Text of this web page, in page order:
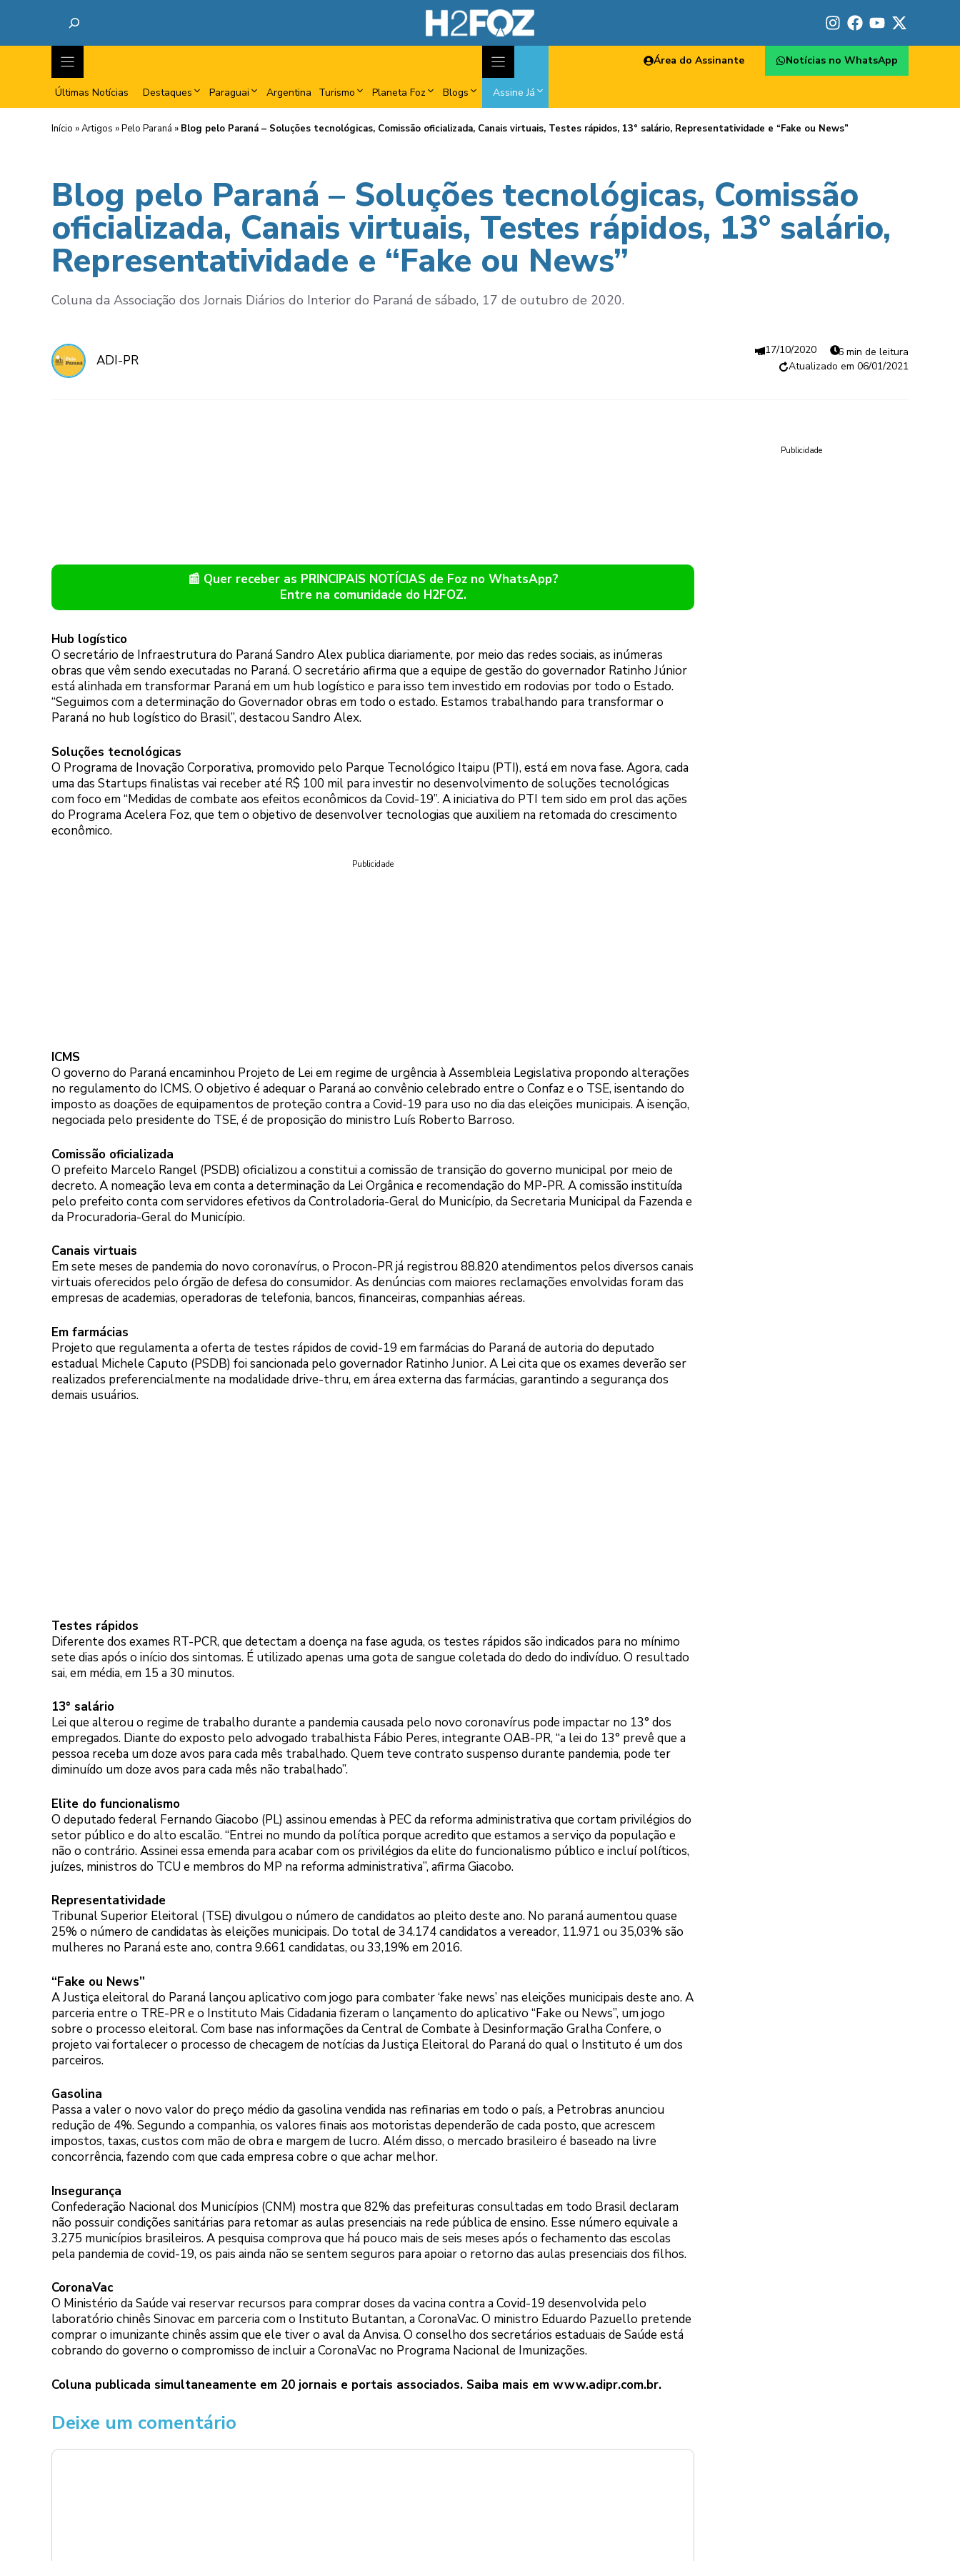
Últimas Notícias Destaques Paraguai Argentina Turismo Planeta Foz Blogs Assine Já
Área do Assinante Notícias no WhatsApp
Início »Artigos »Pelo Paraná » Blog pelo Paraná – Soluções tecnológicas, Comissão oficializada, Canais virtuais, Testes rápidos, 13° salário, Representatividade e “Fake ou News”
Blog pelo Paraná – Soluções tecnológicas, Comissão
oficializada, Canais virtuais, Testes rápidos, 13° salário,
Representatividade e “Fake ou News”
Coluna da Associação dos Jornais Diários do Interior do Paraná de sábado, 17 de outubro de 2020.
ADI-PR
17/10/2020
6 min de leitura
06/01/2021
📰 Quer receber as PRINCIPAIS NOTÍCIAS de Foz no WhatsApp?
Entre na comunidade do H2FOZ.
Hub logístico
O secretário de Infraestrutura do Paraná Sandro Alex publica diariamente, por meio das redes sociais, as inúmeras
obras que vêm sendo executadas no Paraná. O secretário afirma que a equipe de gestão do governador Ratinho Júnior
está alinhada em transformar Paraná em um hub logístico e para isso tem investido em rodovias por todo o Estado.
“Seguimos com a determinação do Governador obras em todo o estado. Estamos trabalhando para transformar o
Paraná no hub logístico do Brasil”, destacou Sandro Alex.
Soluções tecnológicas
O Programa de Inovação Corporativa, promovido pelo Parque Tecnológico Itaipu (PTI), está em nova fase. Agora, cada
uma das Startups finalistas vai receber até R$ 100 mil para investir no desenvolvimento de soluções tecnológicas
com foco em “Medidas de combate aos efeitos econômicos da Covid-19”. A iniciativa do PTI tem sido em prol das ações
do Programa Acelera Foz, que tem o objetivo de desenvolver tecnologias que auxiliem na retomada do crescimento
econômico.
Publicidade
ICMS
O governo do Paraná encaminhou Projeto de Lei em regime de urgência à Assembleia Legislativa propondo alterações
no regulamento do ICMS. O objetivo é adequar o Paraná ao convênio celebrado entre o Confaz e o TSE, isentando do
imposto as doações de equipamentos de proteção contra a Covid-19 para uso no dia das eleições municipais. A isenção,
negociada pelo presidente do TSE, é de proposição do ministro Luís Roberto Barroso.
Comissão oficializada
O prefeito Marcelo Rangel (PSDB) oficializou a constitui a comissão de transição do governo municipal por meio de
decreto. A nomeação leva em conta a determinação da Lei Orgânica e recomendação do MP-PR. A comissão instituída
pelo prefeito conta com servidores efetivos da Controladoria-Geral do Município, da Secretaria Municipal da Fazenda e
da Procuradoria-Geral do Município.
Canais virtuais
Em sete meses de pandemia do novo coronavírus, o Procon-PR já registrou 88.820 atendimentos pelos diversos canais
virtuais oferecidos pelo órgão de defesa do consumidor. As denúncias com maiores reclamações envolvidas foram das
empresas de academias, operadoras de telefonia, bancos, financeiras, companhias aéreas.
Em farmácias
Projeto que regulamenta a oferta de testes rápidos de covid-19 em farmácias do Paraná de autoria do deputado
estadual Michele Caputo (PSDB) foi sancionada pelo governador Ratinho Junior. A Lei cita que os exames deverão ser
realizados preferencialmente na modalidade drive-thru, em área externa das farmácias, garantindo a segurança dos
demais usuários.
Testes rápidos
Diferente dos exames RT-PCR, que detectam a doença na fase aguda, os testes rápidos são indicados para no mínimo
sete dias após o início dos sintomas. É utilizado apenas uma gota de sangue coletada do dedo do indivíduo. O resultado
sai, em média, em 15 a 30 minutos.
13° salário
Lei que alterou o regime de trabalho durante a pandemia causada pelo novo coronavírus pode impactar no 13° dos
empregados. Diante do exposto pelo advogado trabalhista Fábio Peres, integrante OAB-PR, “a lei do 13° prevê que a
pessoa receba um doze avos para cada mês trabalhado. Quem teve contrato suspenso durante pandemia, pode ter
diminuído um doze avos para cada mês não trabalhado”.
Elite do funcionalismo
O deputado federal Fernando Giacobo (PL) assinou emendas à PEC da reforma administrativa que cortam privilégios do
setor público e do alto escalão. “Entrei no mundo da política porque acredito que estamos a serviço da população e
não o contrário. Assinei essa emenda para acabar com os privilégios da elite do funcionalismo público e incluí políticos,
juízes, ministros do TCU e membros do MP na reforma administrativa”, afirma Giacobo.
Representatividade
Tribunal Superior Eleitoral (TSE) divulgou o número de candidatos ao pleito deste ano. No paraná aumentou quase
25% o número de candidatas às eleições municipais. Do total de 34.174 candidatos a vereador, 11.971 ou 35,03% são
mulheres no Paraná este ano, contra 9.661 candidatas, ou 33,19% em 2016.
“Fake ou News”
A Justiça eleitoral do Paraná lançou aplicativo com jogo para combater ‘fake news’ nas eleições municipais deste ano. A
parceria entre o TRE-PR e o Instituto Mais Cidadania fizeram o lançamento do aplicativo “Fake ou News”, um jogo
sobre o processo eleitoral. Com base nas informações da Central de Combate à Desinformação Gralha Confere, o
projeto vai fortalecer o processo de checagem de notícias da Justiça Eleitoral do Paraná do qual o Instituto é um dos
parceiros.
Gasolina
Passa a valer o novo valor do preço médio da gasolina vendida nas refinarias em todo o país, a Petrobras anunciou
redução de 4%. Segundo a companhia, os valores finais aos motoristas dependerão de cada posto, que acrescem
impostos, taxas, custos com mão de obra e margem de lucro. Além disso, o mercado brasileiro é baseado na livre
concorrência, fazendo com que cada empresa cobre o que achar melhor.
Insegurança
Confederação Nacional dos Municípios (CNM) mostra que 82% das prefeituras consultadas em todo Brasil declaram
não possuir condições sanitárias para retomar as aulas presenciais na rede pública de ensino. Esse número equivale a
3.275 municípios brasileiros. A pesquisa comprova que há pouco mais de seis meses após o fechamento das escolas
pela pandemia de covid-19, os pais ainda não se sentem seguros para apoiar o retorno das aulas presenciais dos filhos.
CoronaVac
O Ministério da Saúde vai reservar recursos para comprar doses da vacina contra a Covid-19 desenvolvida pelo
laboratório chinês Sinovac em parceria com o Instituto Butantan, a CoronaVac. O ministro Eduardo Pazuello pretende
comprar o imunizante chinês assim que ele tiver o aval da Anvisa. O conselho dos secretários estaduais de Saúde está
cobrando do governo o compromisso de incluir a CoronaVac no Programa Nacional de Imunizações.
Coluna publicada simultaneamente em 20 jornais e portais associados. Saiba mais em www.adipr.com.br.
Deixe um comentário
Comentário
Publicidade